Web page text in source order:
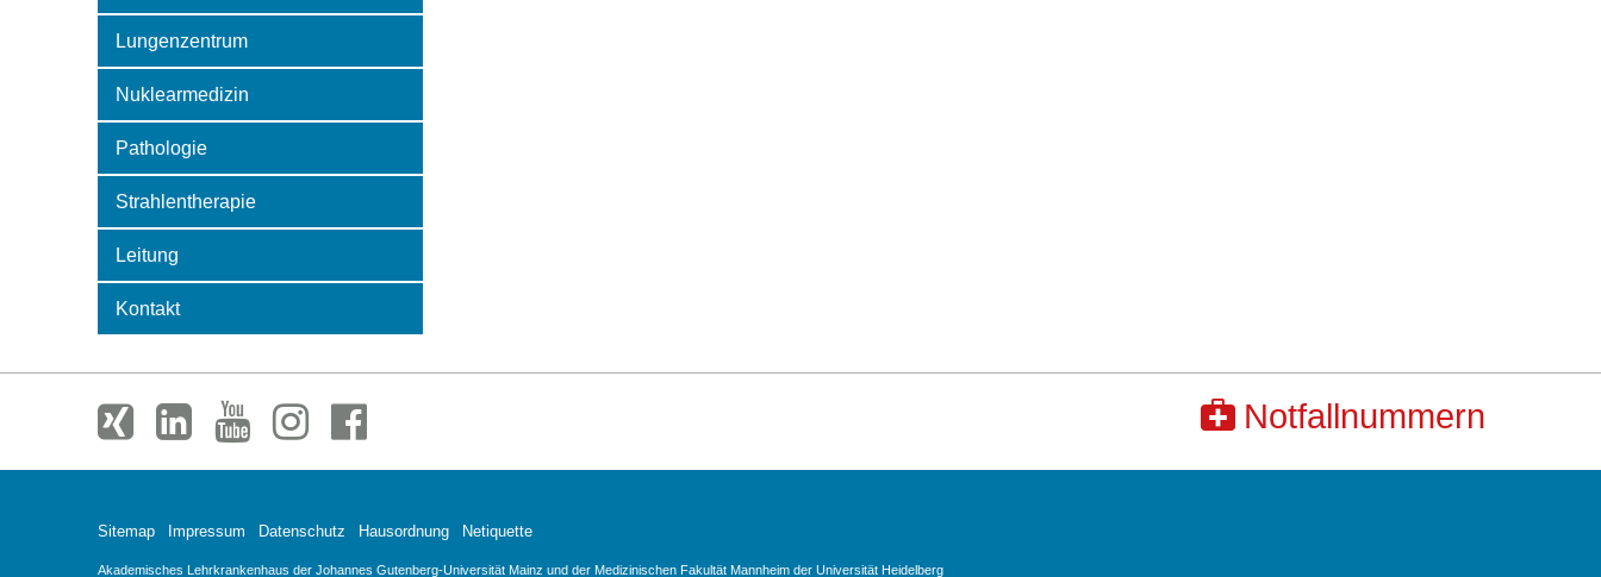
Lungenzentrum
Nuklearmedizin
Pathologie
Strahlentherapie
Leitung
Kontakt
Notfallnummern
Sitemap Impressum Datenschutz Hausordnung Netiquette
Akademisches Lehrkrankenhaus der Johannes Gutenberg-Universität Mainz und der Medizinischen Fakultät Mannheim der Universität Heidelberg